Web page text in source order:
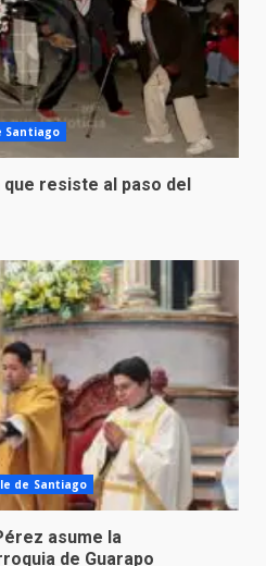
Santiago
resiste al paso del
de Santiago
asume la
de Guarapo